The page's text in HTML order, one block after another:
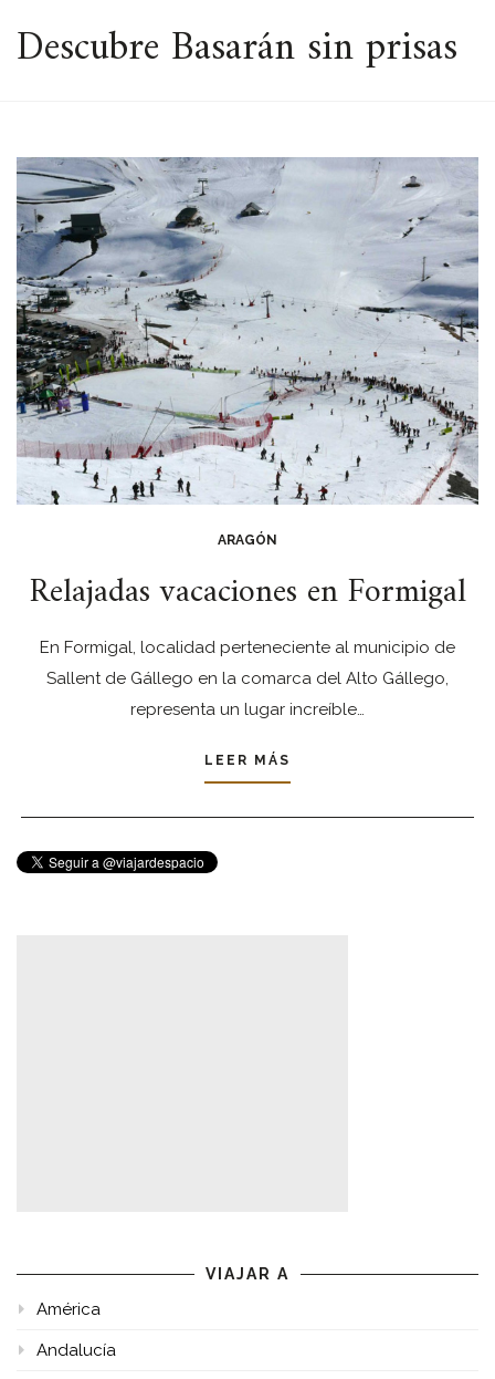
ESPACIO
Descubre Basarán sin prisas
ARAGÓN
Relajadas vacaciones en Formigal
En Formigal, localidad perteneciente al municipio de
Sallent de Gállego en la comarca del Alto Gállego,
representa un lugar increíble…
LEER MÁS
VIAJAR A
América
Andalucía